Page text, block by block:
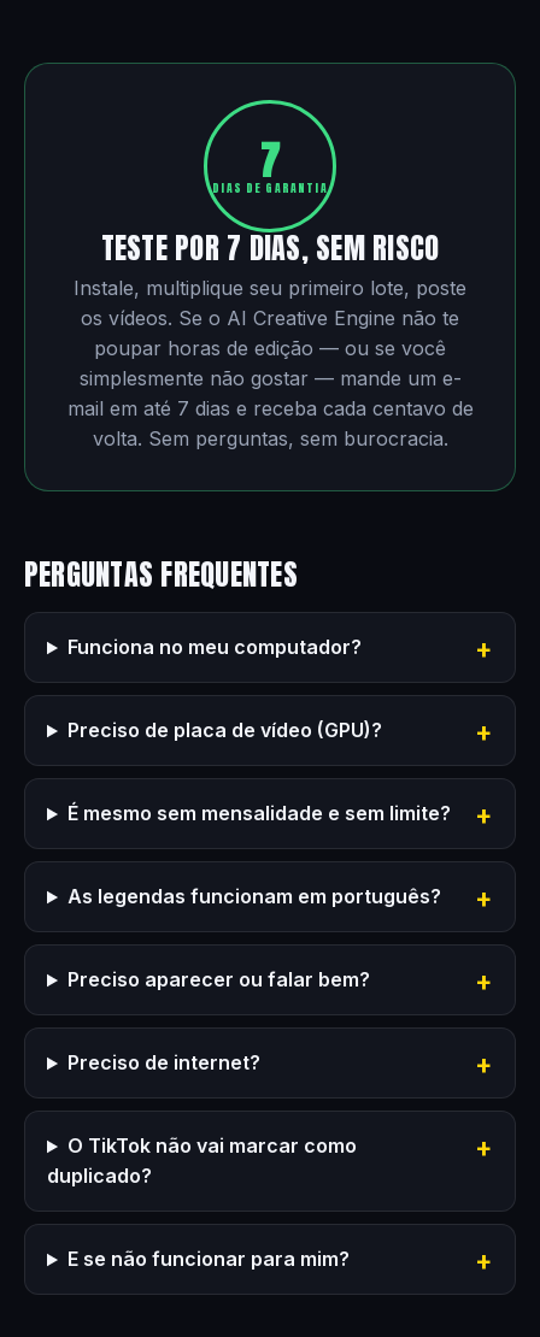
7
DIAS DE GARANTIA
TESTE POR 7 DIAS, SEM RISCO
Instale, multiplique seu primeiro lote, poste
os vídeos. Se o AI Creative Engine não te
poupar horas de edição — ou se você
simplesmente não gostar — mande um e-
mail em até 7 dias e receba cada centavo de
volta. Sem perguntas, sem burocracia.
PERGUNTAS FREQUENTES
Funciona no meu computador?
Preciso de placa de vídeo (GPU)?
É mesmo sem mensalidade e sem limite?
As legendas funcionam em português?
Preciso aparecer ou falar bem?
Preciso de internet?
O TikTok não vai marcar como
duplicado?
E se não funcionar para mim?